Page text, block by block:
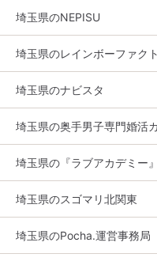
埼玉県のNEPISU
埼玉県のレインボーファク
埼玉県のナビスタ
埼玉県の奥手男子専門婚活
埼玉県の『ラブアカデミー
埼玉県のスゴマリ北関東
埼玉県のPocha.運営事務局